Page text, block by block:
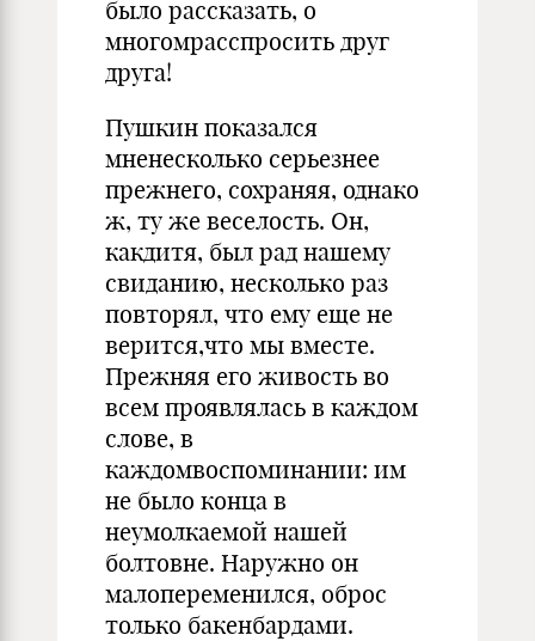
было рассказать, о
многомрасспросить друг
друга!
Пушкин показался
мненесколько серьезнее
преж­него, сохраняя, однако
ж, ту же веселость. Он,
какдитя, был рад нашему
свиданию, несколько раз
повторял, что ему еще не
верится,что мы вместе.
Прежняя его живость во
всем проявлялась в каждом
слове, в
каждомвоспоминании: им
не было конца в
неумолкаемой нашей
болтовне. Наружно он
малопеременился, оброс
только бакенбардами.